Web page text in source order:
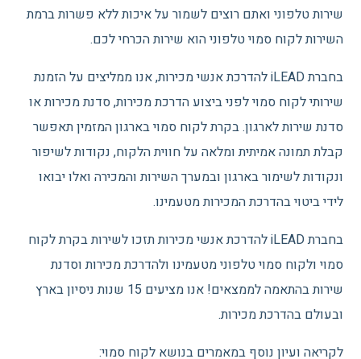
שירות טלפוני ואתם רוצים לשמור על איכות ללא פשרות ברמת
השירות לקוח סמוי טלפוני הוא שירות הכרחי לכם.
בחברת iLEAD להדרכת אנשי מכירות, אנו ממליצים על הזמנת
שירותי לקוח סמוי לפני ביצוע הדרכת מכירות, סדנת מכירות או
סדנת שירות לארגון. בקרת לקוח סמוי בארגון המזמין תאפשר
קבלת תמונה אמיתית ומלאה על חווית הלקוח, נקודות לשיפור
ונקודות לשימור בארגון ובמערך השירות והמכירה ואלו יבואו
לידי ביטוי בהדרכת המכירות מטעמינו.
בחברת iLEAD להדרכת אנשי מכירות תזכו לשירות בקרת לקוח
סמוי ולקוח סמוי טלפוני מטעמינו ולהדרכת מכירות וסדנת
שירות בהתאמה לממצאים! אנו מציעים 15 שנות ניסיון בארץ
ובעולם בהדרכת מכירות.
לקריאה ועיון נוסף במאמרים בנושא לקוח סמוי: